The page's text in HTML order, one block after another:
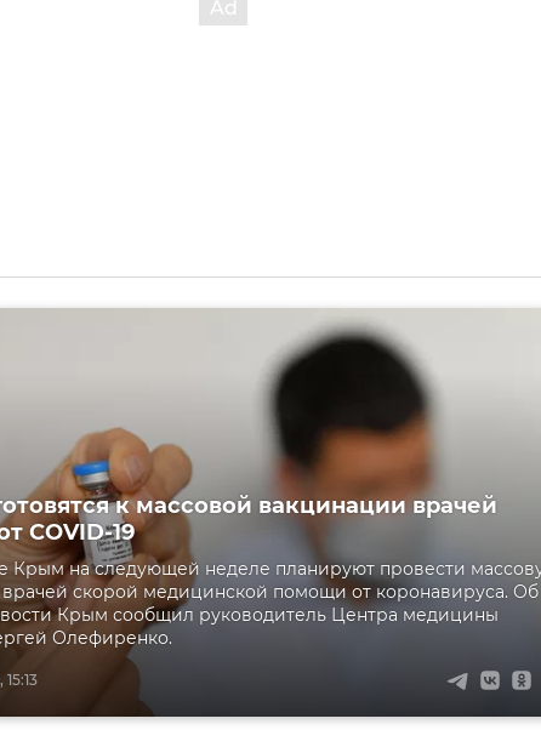
к массовой вакцинации врачей
COVID-19
Крым на следующей неделе планируют провести
скорой медицинской помощи от коронавируса. Об
Крым сообщил руководитель Центра медицины
Олефиренко.